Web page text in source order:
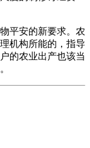
平安的新要求。农
机构所能的，指导
的农业出产也该当